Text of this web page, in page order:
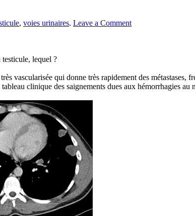
, voies urinaires. Leave a Comment
lequel ?
vascularisée qui donne très rapidement des métastases,
clinique des saignements dues aux hémorrhagies au